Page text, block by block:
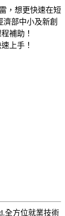
，想更快速在短
濟部中小及新創
補助！
上手！
全方位就業技術